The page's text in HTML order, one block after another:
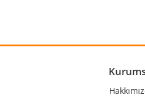
Ürün açıklamasında eksik
Ürün bilgilerinde hatalar